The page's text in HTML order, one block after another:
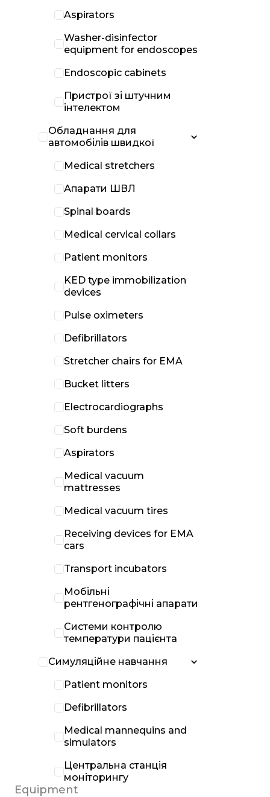
Aspirators
Washer-disinfector
equipment for endoscopes
Endoscopic cabinets
Пристрої зі штучним
інтелектом
Обладнання для
автомобілів швидкої
Medical stretchers
Апарати ШВЛ
Spinal boards
Medical cervical collars
Patient monitors
KED type immobilization
devices
Pulse oximeters
Defibrillators
Stretcher chairs for EMA
Bucket litters
Electrocardiographs
Soft burdens
Aspirators
Medical vacuum
mattresses
Medical vacuum tires
Receiving devices for EMA
cars
Transport incubators
Мобільні
рентгенографічні апарати
Системи контролю
температури пацієнта
Симуляційне навчання
Patient monitors
Defibrillators
Medical mannequins and
simulators
Центральна станція
моніторингу
Equipment